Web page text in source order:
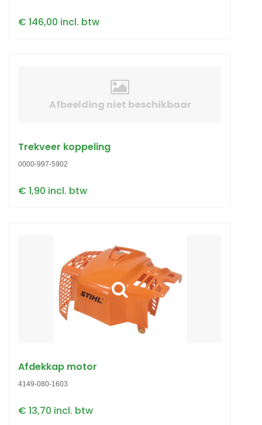
€ 146,00 incl. btw
Afbeelding niet beschikbaar
Trekveer koppeling
0000-997-5902
€ 1,90 incl. btw
Afdekkap motor
4149-080-1603
€ 13,70 incl. btw